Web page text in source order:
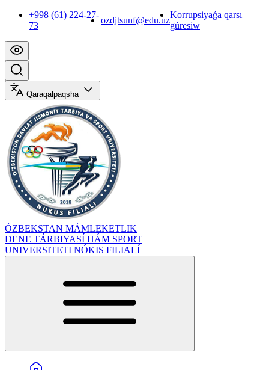
+998 (61) 224-27-
73
ozdjtsunf@edu.uz
Korrupsiyaǵa qarsı
gúresiw
Qaraqalpaqsha
ÓZBEKSTAN MÁMLEKETLIK
DENE TÁRBIYASÍ HÁM SPORT
UNIVERSITETI NÓKIS FILIALÍ